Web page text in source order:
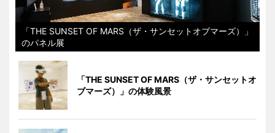
「THE SUNSET OF MARS（ザ・サンセットオブマーズ）」
のパネル展
「THE SUNSET OF MARS（ザ・サンセットオ
ブマーズ）」の体験風景